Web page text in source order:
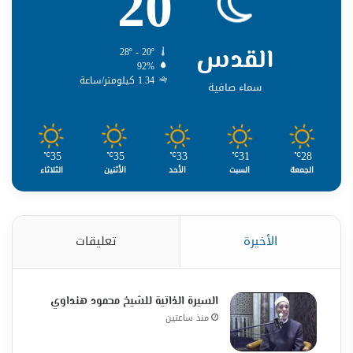
القدس
سماء صافية
28º - 20º
92%
1.34 كيلومتر/ساعة
28
℃
الجمعة
31
℃
السبت
33
℃
الأحد
35
℃
الأثنين
35
℃
الثلاثاء
الأخيرة تعليقات
السيرة الذاتية للشيخ محمود هنداوي
منذ ساعتين